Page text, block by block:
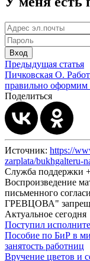
Вход
Предыдущая статья
Пичковская О.
правильно оформим
Поделиться
Источник: https://
zarplata/bukhgalteru-
Служба поддержки
Воспроизведение
письменного
ГРЕВЦОВА"
Актуальное сегодня
Поступил
Пособие по БиР в
занятость работниц
Вручение цветов и